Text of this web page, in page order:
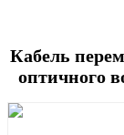
Кабель
оптичного